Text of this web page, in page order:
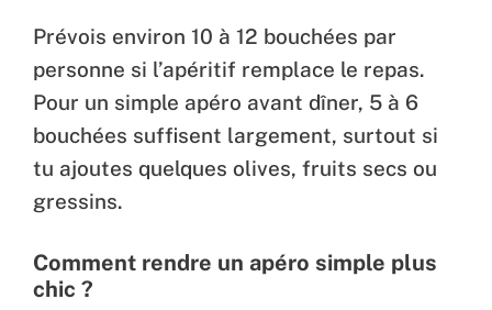
Prévois environ 10 à 12 bouchées par
personne si l’apéritif remplace le repas.
Pour un simple apéro avant dîner, 5 à 6
bouchées suffisent largement, surtout si
tu ajoutes quelques olives, fruits secs ou
gressins.
Comment rendre un apéro simple plus
chic ?